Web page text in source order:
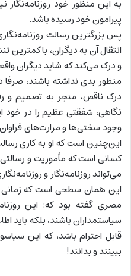
به این منظور خود روزنامه‌نگار
پیرامون خود رسیده باشد.
پس بزرگترین رسالت
انتقال آن به دیگران، با
و درک می‌کند که شاید دیگران
منظور بدی نداشته باشند،
درک ناقص، منجر به تصمیم و
نگاهی، شفقتی عظیم را در
وجود سختی‌ها و مرارت‌های
این‌چنین است که او به کاری
کسانی است که مأموریت و
می‌تواند روزنامه‌نگار و
این همان سطحی است که زمانی
مصری گفته بود که: این
سیاستمداران باشند، بلکه باید
قابل احترام باشد، که این
ببینند و بدانند!